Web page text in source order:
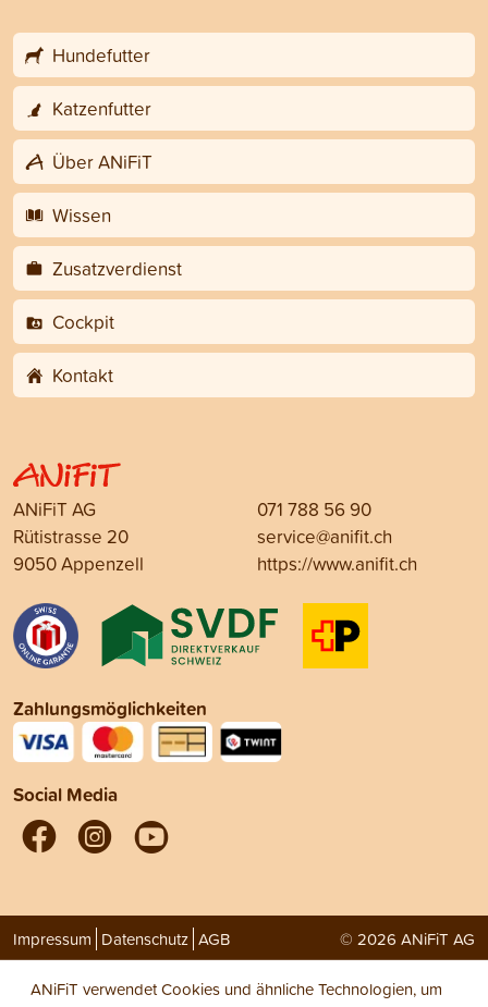
Hundefutter
Katzenfutter
Über ANiFiT
Wissen
Zusatzverdienst
Cockpit
Kontakt
ANiFiT AG
Rütistrasse 20
9050 Appenzell
071 788 56 90
service@anifit.ch
https://www.anifit.ch
Zahlungsmöglichkeiten
Social Media
Impressum Datenschutz AGB © 2026 ANiFiT AG
ANiFiT verwendet Cookies und ähnliche Technologien, um